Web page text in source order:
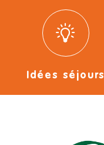
Idées séjours